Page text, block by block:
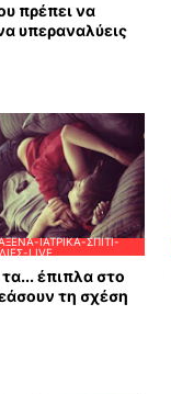
πρέπει να
υπεραναλύεις
ΙΑΤΡΙΚΆ-ΣΠΊΤΙ-
LIVE
έπιπλα στο
τη σχέση